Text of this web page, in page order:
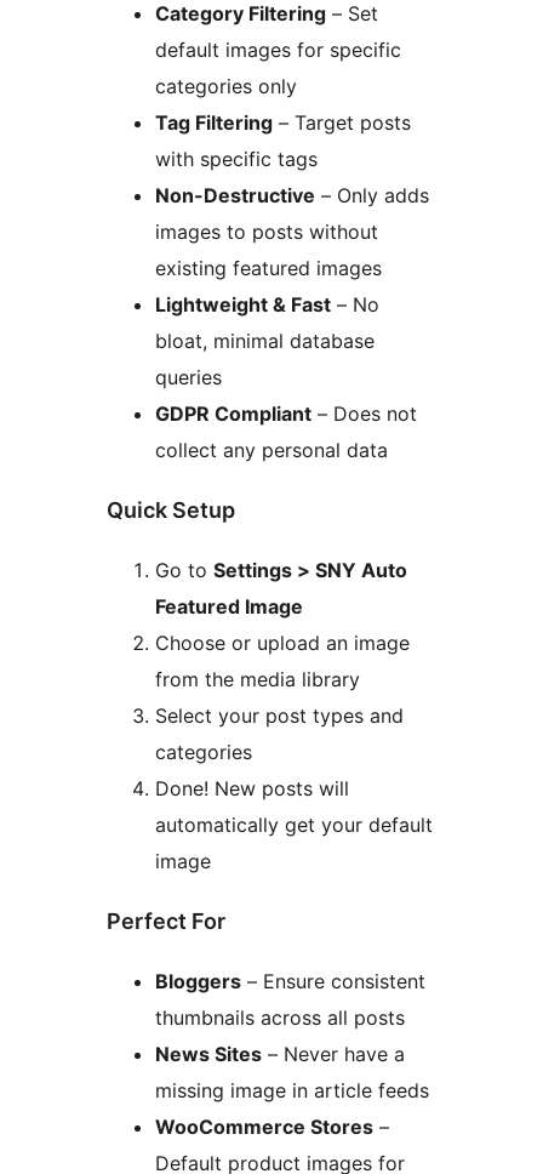
Category Filtering – Set
default images for specific
categories only
Tag Filtering – Target posts
with specific tags
Non-Destructive – Only adds
images to posts without
existing featured images
Lightweight & Fast – No
bloat, minimal database
queries
GDPR Compliant – Does not
collect any personal data
Quick Setup
Go to Settings > SNY Auto
Featured Image
Choose or upload an image
from the media library
Select your post types and
categories
Done! New posts will
automatically get your default
image
Perfect For
Bloggers – Ensure consistent
thumbnails across all posts
News Sites – Never have a
missing image in article feeds
WooCommerce Stores –
Default product images for